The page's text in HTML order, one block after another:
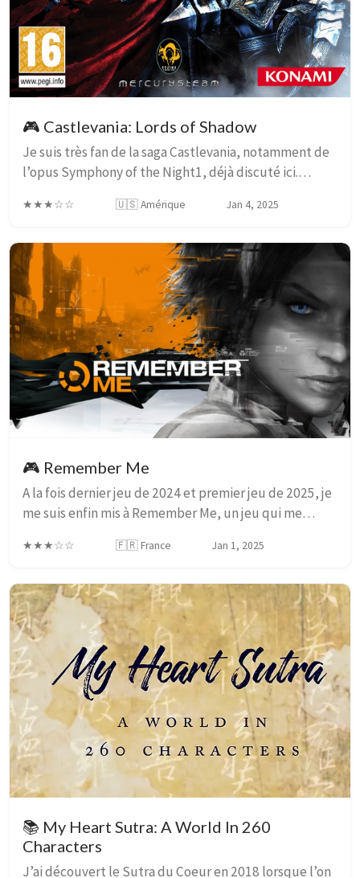
🎮 Castlevania: Lords of Shadow
Je suis très fan de la saga Castlevania, notamment de
l’opus Symphony of the Night1, déjà discuté ici.
néfaste pour cette série2, et à l’exception des...
★★★☆☆ 🇺🇸 Amérique Jan 4, 2025
🎮 Remember Me
A la fois dernier jeu de 2024 et premier jeu de 2025, je
me suis enfin mis à Remember Me, un jeu qui me
n’avais jamais réussi à lancer. Le pri...
★★★☆☆ 🇫🇷 France Jan 1, 2025
📚 My Heart Sutra: A World In 260
Characters
J’ai découvert le Sutra du Coeur en 2018 lorsque l’on